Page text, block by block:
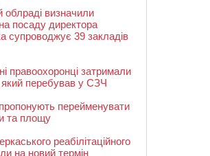
облраді визначили
посаду директора
супроводжує 39 закладів
правоохоронці затримали
який перебував у СЗЧ
перейменувати
та площу
реабілітаційного
на новий термін